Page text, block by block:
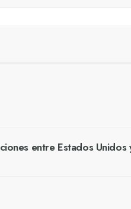
entre Estados Unidos